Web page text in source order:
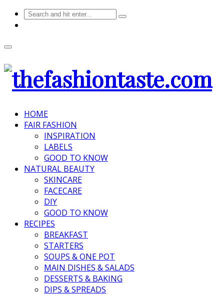
HOME
FAIR FASHION
INSPIRATION
LABELS
GOOD TO KNOW
NATURAL BEAUTY
SKINCARE
FACECARE
DIY
GOOD TO KNOW
RECIPES
BREAKFAST
STARTERS
SOUPS & ONE POT
MAIN DISHES & SALADS
DESSERTS & BAKING
DIPS & SPREADS